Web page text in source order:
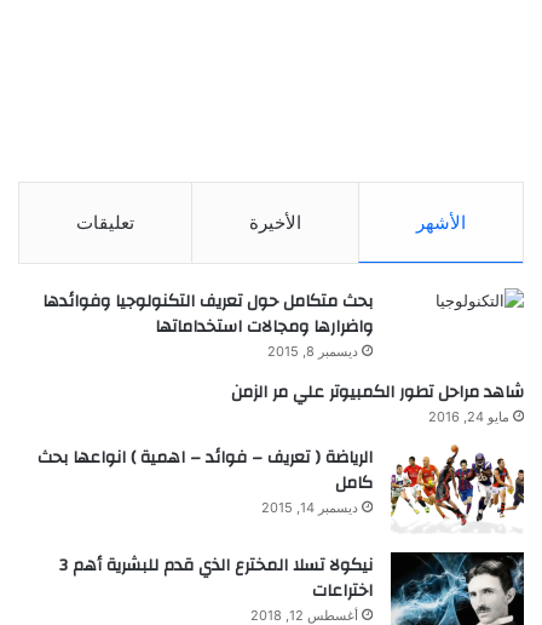
الأشهر الأخيرة تعليقات
بحث متكامل حول تعريف التكنولوجيا وفوائدها
واضرارها ومجالات استخداماتها
ديسمبر 8, 2015
شاهد مراحل تطور الكمبيوتر علي مر الزمن
مايو 24, 2016
الرياضة ( تعريف – فوائد – اهمية ) انواعها بحث
كامل
ديسمبر 14, 2015
نيكولا تسلا المخترع الذي قدم للبشرية أهم 3
اختراعات
أغسطس 12, 2018